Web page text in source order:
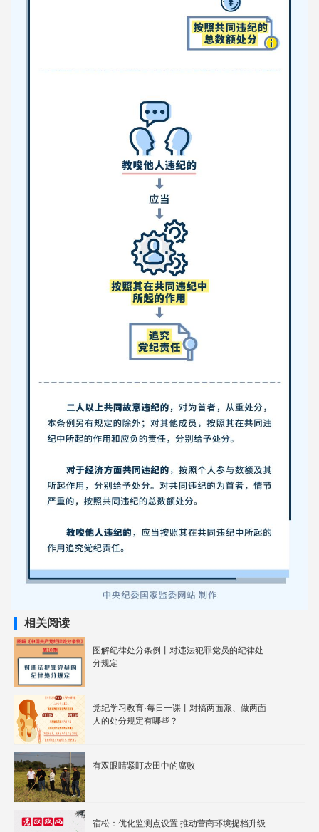
相关阅读
图解纪律处分条例丨对违法犯罪党员的纪律处
分规定
党纪学习教育·每日一课丨对搞两面派、做两面
人的处分规定有哪些？
有双眼睛紧盯农田中的腐败
宿松：优化监测点设置 推动营商环境提档升级